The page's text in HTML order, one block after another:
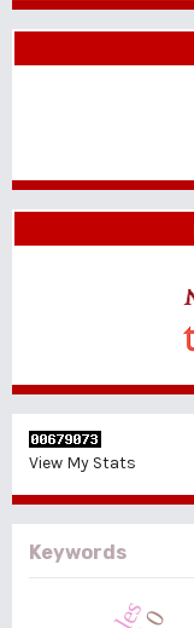
View My Stats
Keywords